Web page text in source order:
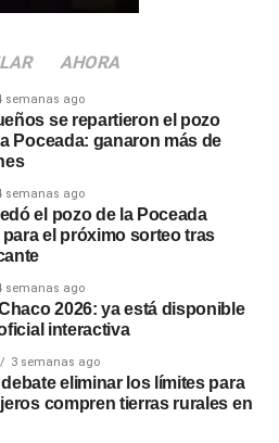
en general, el oficialismo
modificaba la
no reunir los votos necesarios
buscaba reducir los
por incendios, y había
tanto de senadores del
provinciales y radicales.
el proyecto quedó
original, enviada por el
marzo. La sesión estuvo
en las
con incidentes entre
fuerzas de seguridad.
AHORA
semanas ago
se repartieron el pozo
Poceada: ganaron más de
semanas ago
el pozo de la Poceada
el próximo sorteo tras
semanas ago
2026: ya está disponible
interactiva
3 semanas ago
debate eliminar los límites para
compren tierras rurales en